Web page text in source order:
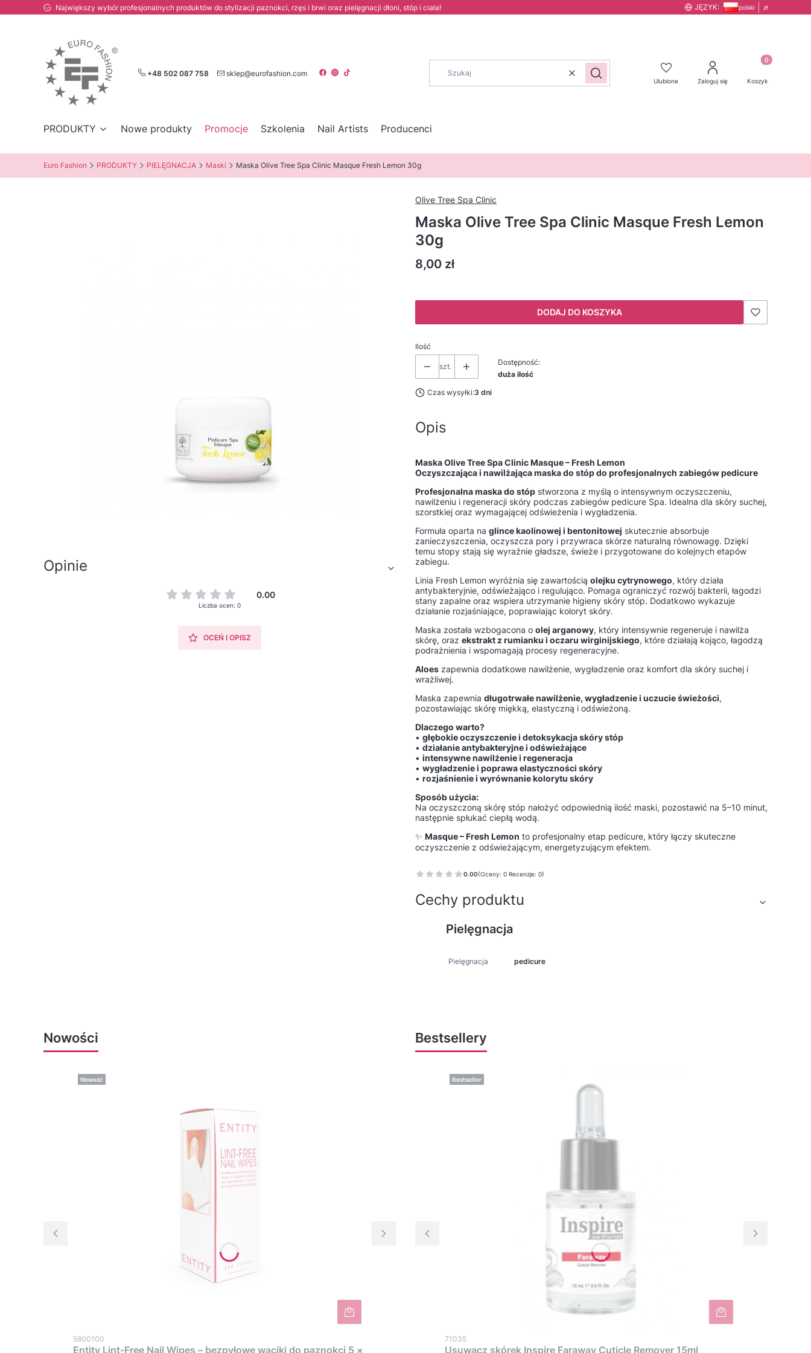
Największy wybór profesjonalnych produktów do stylizacji paznokci, rzęs i brwi oraz pielęgnacji dłoni, stóp i ciała! JĘZYK: polski zł
+48 502 087 758 sklep@eurofashion.com WyczyśćSzukaj Ulubione Zaloguj się
Produkty w
Koszyk
PRODUKTY Nowe produkty Promocje Szkolenia Nail Artists Producenci
Euro Fashion PRODUKTY PIELĘGNACJA Maski Maska Olive Tree Spa Clinic Masque Fresh Lemon 30g
Opinie
0.00
Liczba ocen: 0
OCEŃ I OPISZ
Olive Tree Spa Clinic
Maska Olive Tree Spa Clinic Masque Fresh Lemon
30g
Cena
8,00 zł
DODAJ DO KOSZYKA
Ilość
szt.
Dostępność:
duża ilość
Czas wysyłki:3 dni
Opis
Maska Olive Tree Spa Clinic Masque – Fresh Lemon
Oczyszczająca i nawilżająca maska do stóp do profesjonalnych zabiegów pedicure
Profesjonalna maska do stóp stworzona z myślą o intensywnym oczyszczeniu,
nawilżeniu i regeneracji skóry podczas zabiegów pedicure Spa. Idealna dla skóry suchej,
szorstkiej oraz wymagającej odświeżenia i wygładzenia.
Formuła oparta na glince kaolinowej i bentonitowej skutecznie absorbuje
zanieczyszczenia, oczyszcza pory i przywraca skórze naturalną równowagę. Dzięki
temu stopy stają się wyraźnie gładsze, świeże i przygotowane do kolejnych etapów
zabiegu.
Linia Fresh Lemon wyróżnia się zawartością olejku cytrynowego, który działa
antybakteryjnie, odświeżająco i regulująco. Pomaga ograniczyć rozwój bakterii, łagodzi
stany zapalne oraz wspiera utrzymanie higieny skóry stóp. Dodatkowo wykazuje
działanie rozjaśniające, poprawiając koloryt skóry.
Maska została wzbogacona o olej arganowy, który intensywnie regeneruje i nawilża
skórę, oraz ekstrakt z rumianku i oczaru wirginijskiego, które działają kojąco, łagodzą
podrażnienia i wspomagają procesy regeneracyjne.
Aloes zapewnia dodatkowe nawilżenie, wygładzenie oraz komfort dla skóry suchej i
wrażliwej.
Maska zapewnia długotrwałe nawilżenie, wygładzenie i uczucie świeżości,
pozostawiając skórę miękką, elastyczną i odświeżoną.
Dlaczego warto?
• głębokie oczyszczenie i detoksykacja skóry stóp
• działanie antybakteryjne i odświeżające
• intensywne nawilżenie i regeneracja
• wygładzenie i poprawa elastyczności skóry
• rozjaśnienie i wyrównanie kolorytu skóry
Sposób użycia:
Na oczyszczoną skórę stóp nałożyć odpowiednią ilość maski, pozostawić na 5–10 minut,
następnie spłukać ciepłą wodą.
✨ Masque – Fresh Lemon to profesjonalny etap pedicure, który łączy skuteczne
oczyszczenie z odświeżającym, energetyzującym efektem.
0.00(Oceny: 0 Recenzje: 0)
Cechy produktu
Pielęgnacja
Pielęgnacja pedicure
Nowości
Nowość
5800100
Entity Lint-Free Nail Wipes – bezpyłowe waciki do paznokci 5 ×
Bestsellery
Bestseller
71035
Usuwacz skórek Inspire Faraway Cuticle Remover 15ml